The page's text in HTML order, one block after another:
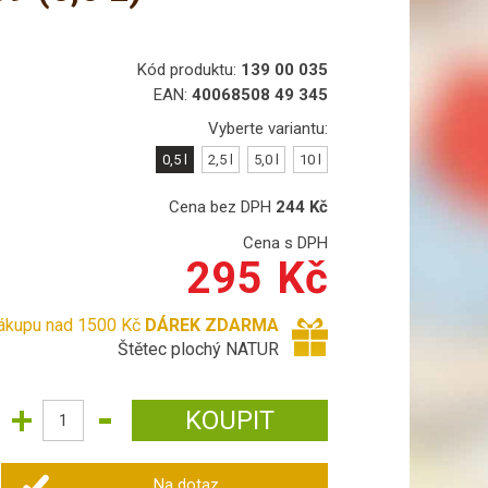
Kód produktu: 139 00 035
EAN: 40068508 49 345
Vyberte variantu:
0,5 l 2,5 l 5,0 l 10 l
Cena bez DPH 244 Kč
Cena s DPH
295 Kč
nad 1500 Kč DÁREK ZDARMA
Štětec plochý NATUR